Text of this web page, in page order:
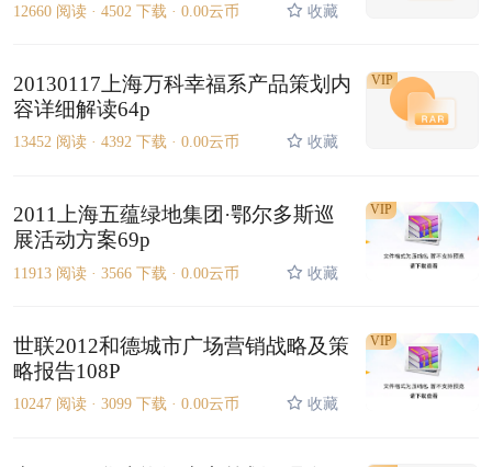
12660 阅读 · 4502 下载 · 0.00云币 收藏
20130117上海万科幸福系产品策划内
容详细解读64p
13452 阅读 · 4392 下载 · 0.00云币 收藏
VIP
2011上海五蕴绿地集团·鄂尔多斯巡
展活动方案69p
11913 阅读 · 3566 下载 · 0.00云币 收藏
VIP
世联2012和德城市广场营销战略及策
略报告108P
10247 阅读 · 3099 下载 · 0.00云币 收藏
VIP